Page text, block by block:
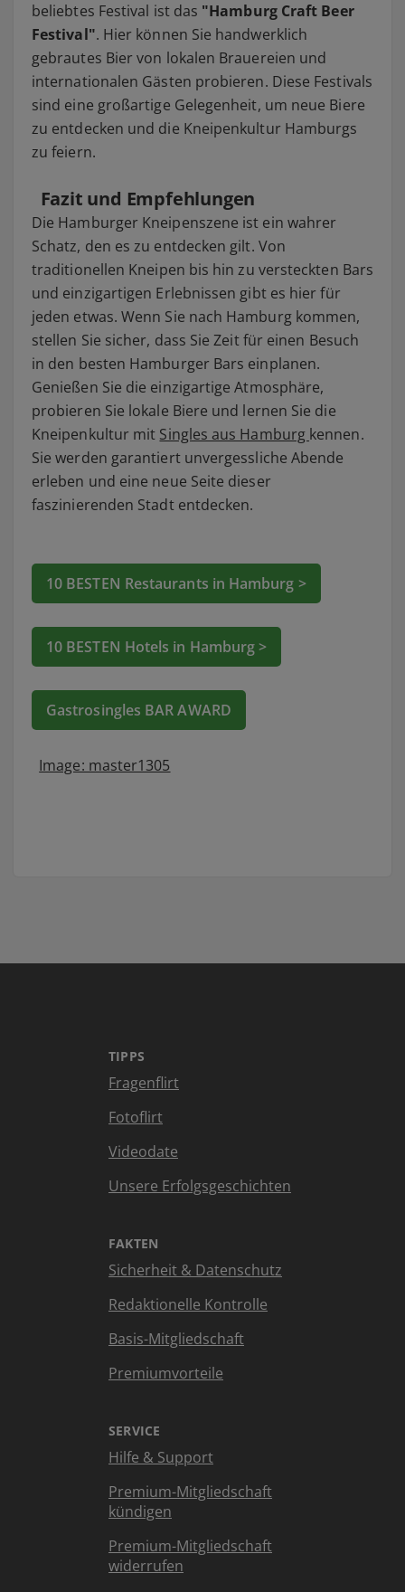
beliebtes Festival ist das "Hamburg Craft Beer
Festival". Hier können Sie handwerklich
gebrautes Bier von lokalen Brauereien und
internationalen Gästen probieren. Diese Festivals
sind eine großartige Gelegenheit, um neue Biere
zu entdecken und die Kneipenkultur Hamburgs
zu feiern.
Fazit und Empfehlungen
Die Hamburger Kneipenszene ist ein wahrer
Schatz, den es zu entdecken gilt. Von
traditionellen Kneipen bis hin zu versteckten Bars
und einzigartigen Erlebnissen gibt es hier für
jeden etwas. Wenn Sie nach Hamburg kommen,
stellen Sie sicher, dass Sie Zeit für einen Besuch
in den besten Hamburger Bars einplanen.
Genießen Sie die einzigartige Atmosphäre,
probieren Sie lokale Biere und lernen Sie die
Kneipenkultur mit Singles aus Hamburg kennen.
Sie werden garantiert unvergessliche Abende
erleben und eine neue Seite dieser
faszinierenden Stadt entdecken.
10 BESTEN Restaurants in Hamburg >
10 BESTEN Hotels in Hamburg >
Gastrosingles BAR AWARD
Image: master1305
TIPPS
Fragenflirt
Fotoflirt
Videodate
Unsere Erfolgsgeschichten
FAKTEN
Sicherheit & Datenschutz
Redaktionelle Kontrolle
Basis-Mitgliedschaft
Premiumvorteile
SERVICE
Hilfe & Support
Premium-Mitgliedschaft
kündigen
Premium-Mitgliedschaft
widerrufen